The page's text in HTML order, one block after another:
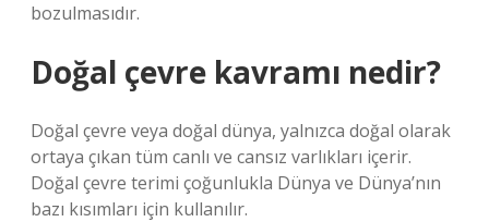
bozulmasıdır.
Doğal çevre kavramı nedir?
Doğal çevre veya doğal dünya, yalnızca doğal olarak
ortaya çıkan tüm canlı ve cansız varlıkları içerir.
Doğal çevre terimi çoğunlukla Dünya ve Dünya’nın
bazı kısımları için kullanılır.